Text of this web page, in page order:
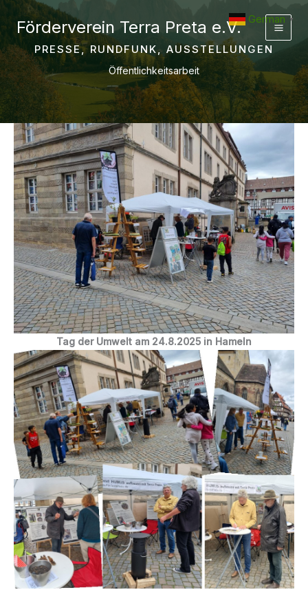
InhaltFörderverein Terra Preta e.V.
PRESSE, RUNDFUNK, AUSSTELLUNGEN
Öffentlichkeitsarbeit
Tag der Umwelt am 24.8.2025 in Hameln
German ▼